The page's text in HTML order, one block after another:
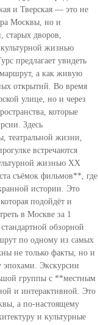
и Тверская — это не
Москвы, но и
старых дворов,
культурной жизнью
предлагает увидеть
маршрут, а как живую
открытий. Во время
улице, но и через
которые
Здесь
театральной жизни,
встречаются
жизнью XX
съёмок фильмов**, где
истории. Это
подойдёт и
в Москве за 1
обзорной
по одному из самых
не только факты, но и
эпохами. Экскурсии
группы с **местным
и интерактивной. Это
а по-настоящему
и культурные